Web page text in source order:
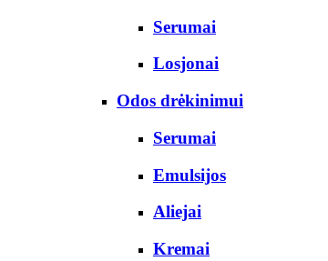
Serumai
Losjonai
Odos drėkinimui
Serumai
Emulsijos
Aliejai
Kremai